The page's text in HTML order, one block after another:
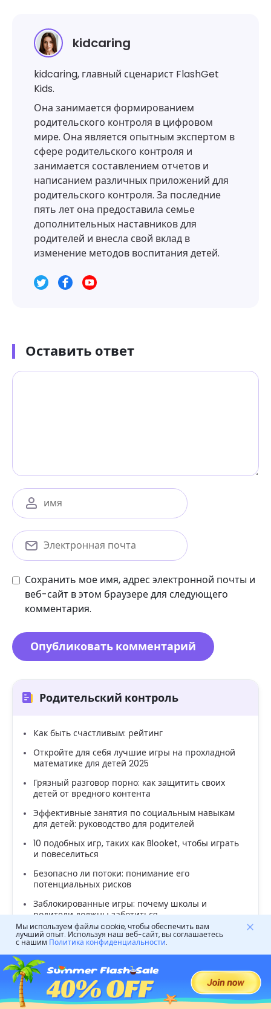
kidcaring
kidcaring, главный сценарист FlashGet
Kids.
Она занимается формированием
родительского контроля в цифровом
мире. Она является опытным экспертом в
сфере родительского контроля и
занимается составлением отчетов и
написанием различных приложений для
родительского контроля. За последние
пять лет она предоставила семье
дополнительных наставников для
родителей и внесла свой вклад в
изменение методов воспитания детей.
Оставить ответ
Сохранить мое имя, адрес электронной почты и
веб-сайт в этом браузере для следующего
комментария.
Родительский контроль
Как быть счастливым: рейтинг
Откройте для себя лучшие игры на прохладной
математике для детей 2025
Грязный разговор порно: как защитить своих
детей от вредного контента
Эффективные занятия по социальным навыкам
для детей: руководство для родителей
10 подобных игр, таких как Blooket, чтобы играть
и повеселиться
Безопасно ли потоки: понимание его
потенциальных рисков
Заблокированные игры: почему школы и
родители должны заботиться
Лучший онлайн таймер для детей: руководство
по управлению временем экрана
Безопасно ли Robinhood: что должны знать
родители об инвестировании подростков
Что такое проклятый текст и как его эффективно
использовать
Мы используем файлы cookie, чтобы обеспечить вам
лучший опыт. Используя наш веб-сайт, вы соглашаетесь
с нашим Политика конфиденциальности.